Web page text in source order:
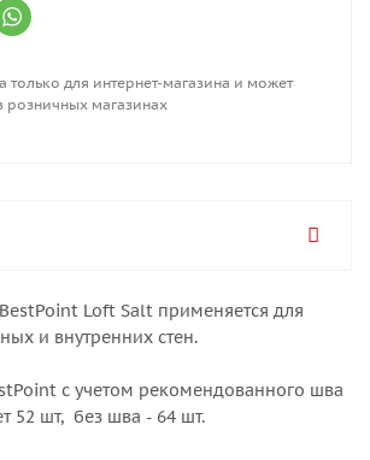
только для интернет-магазина и может
розничных магазинах
Loft Salt применяется для
и внутренних стен.
с учетом рекомендованного шва
52 шт, без шва - 64 шт.